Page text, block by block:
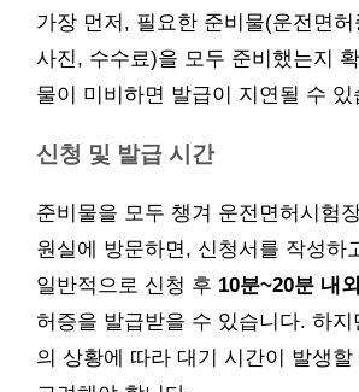
가장 먼저, 필요한 준비물(운전면
사진, 수수료)을 모두 준비했는지
물이 미비하면 발급이 지연될 수 있
신청 및 발급 시간
준비물을 모두 챙겨 운전면허시험
원실에 방문하면, 신청서를 작성하
일반적으로 신청 후 10분~20분 내외
허증을 발급받을 수 있습니다. 하
의 상황에 따라 대기 시간이 발생